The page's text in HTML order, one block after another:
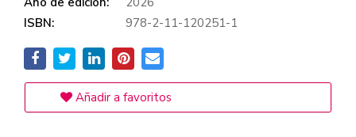
ISBN:
978-2-11-120251-1
Añadir a favoritos